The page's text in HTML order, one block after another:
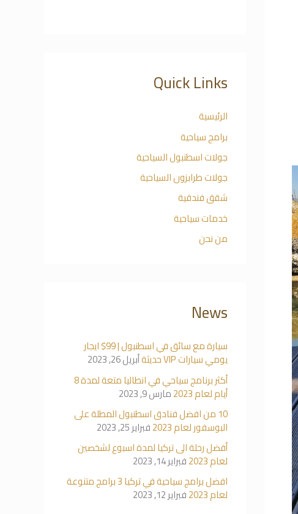
Quick Links
الرئيسية
برامج سياحية
جولات اسطنبول السياحية
جولات طرابزون السياحية
شقق فندقية
خدمات سياحية
من نحن
News
سيارة مع سائق في اسطنبول | 99$ ايجار
يومي سيارات VIP حديثة
أبريل 26, 2023
أكثر برنامج سياحي في انطاليا متعة لمدة 8
أيام لعام 2023
مارس 9, 2023
10 من افضل فنادق اسطنبول المطلة على
البوسفور لعام 2023
فبراير 25, 2023
أفضل رحلة الى تركيا لمدة اسبوع لشخصين
لعام 2023
فبراير 14, 2023
افضل برامج سياحية في تركيا 3 برامج متنوعة
لعام 2023 فبراير 12, 2023